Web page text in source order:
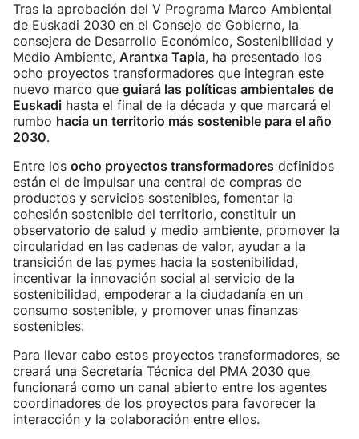
Tras la aprobación del V Programa Marco Ambiental
de Euskadi 2030 en el Consejo de Gobierno, la
consejera de Desarrollo Económico, Sostenibilidad y
Medio Ambiente, Arantxa Tapia, ha presentado los
ocho proyectos transformadores que integran este
nuevo marco que guiará las políticas ambientales de
Euskadi hasta el final de la década y que marcará el
rumbo hacia un territorio más sostenible para el año
2030.
Entre los ocho proyectos transformadores definidos
están el de impulsar una central de compras de
productos y servicios sostenibles, fomentar la
cohesión sostenible del territorio, constituir un
observatorio de salud y medio ambiente, promover la
circularidad en las cadenas de valor, ayudar a la
transición de las pymes hacia la sostenibilidad,
incentivar la innovación social al servicio de la
sostenibilidad, empoderar a la ciudadanía en un
consumo sostenible, y promover unas finanzas
sostenibles.
Para llevar cabo estos proyectos transformadores, se
creará una Secretaría Técnica del PMA 2030 que
funcionará como un canal abierto entre los agentes
coordinadores de los proyectos para favorecer la
interacción y la colaboración entre ellos.